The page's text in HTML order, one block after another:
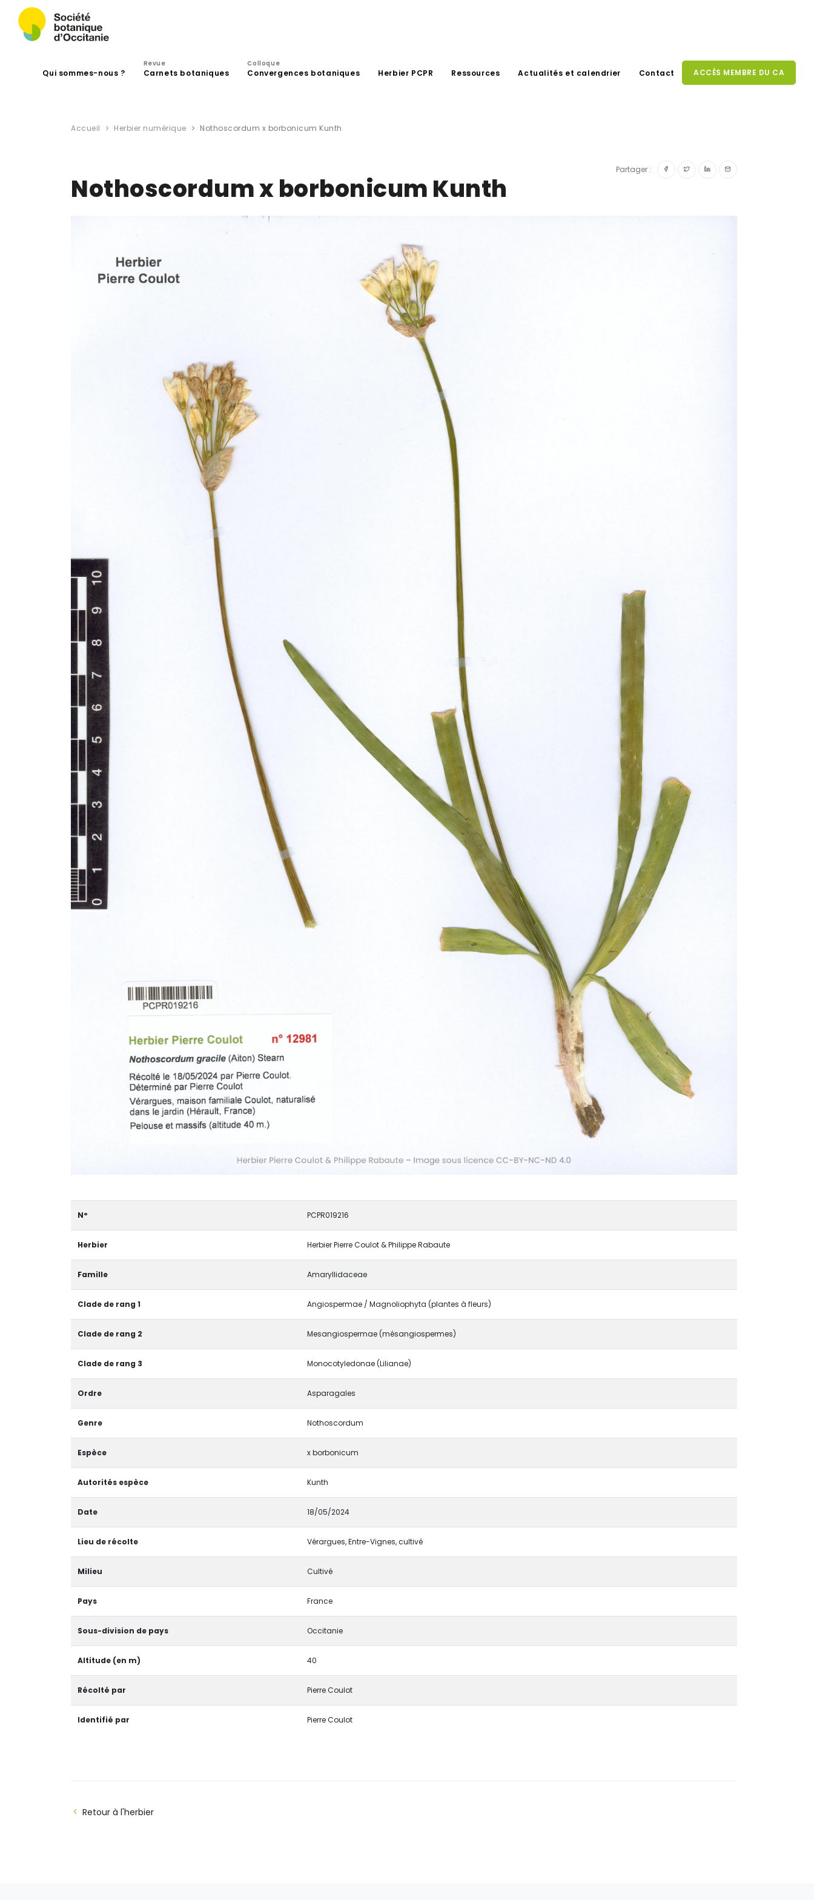
Qui sommes-nous ?
Revue
Carnets botaniques
Colloque
Convergences botaniques Herbier PCPR Ressources Actualités et calendrier Contact ACCÈS MEMBRE DU CA
Accueil Herbier numérique Nothoscordum x borbonicum Kunth
Partager :
Nothoscordum x borbonicum Kunth
N° PCPR019216
Herbier Herbier Pierre Coulot & Philippe Rabaute
Famille Amaryllidaceae
Clade de rang 1 Angiospermae / Magnoliophyta (plantes à fleurs)
Clade de rang 2 Mesangiospermae (mésangiospermes)
Clade de rang 3 Monocotyledonae (Lilianae)
Ordre Asparagales
Genre Nothoscordum
Espèce x borbonicum
Autorités espèce Kunth
Date 18/05/2024
Lieu de récolte Vérargues, Entre-Vignes, cultivé
Milieu Cultivé
Pays France
Sous-division de pays Occitanie
Altitude (en m) 40
Récolté par Pierre Coulot
Identifié par Pierre Coulot
Retour à l'herbier